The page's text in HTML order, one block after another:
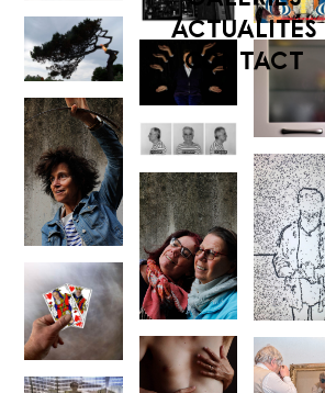
ACTUALITÉS
CONTACT